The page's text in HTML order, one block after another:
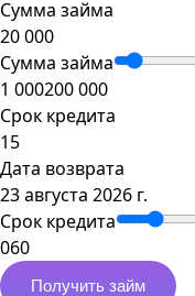
Сумма займа
Сумма займа
1 000200 000
Срок кредита
Дата возврата
23 августа 2026 г.
Срок кредита
060
Получить займ